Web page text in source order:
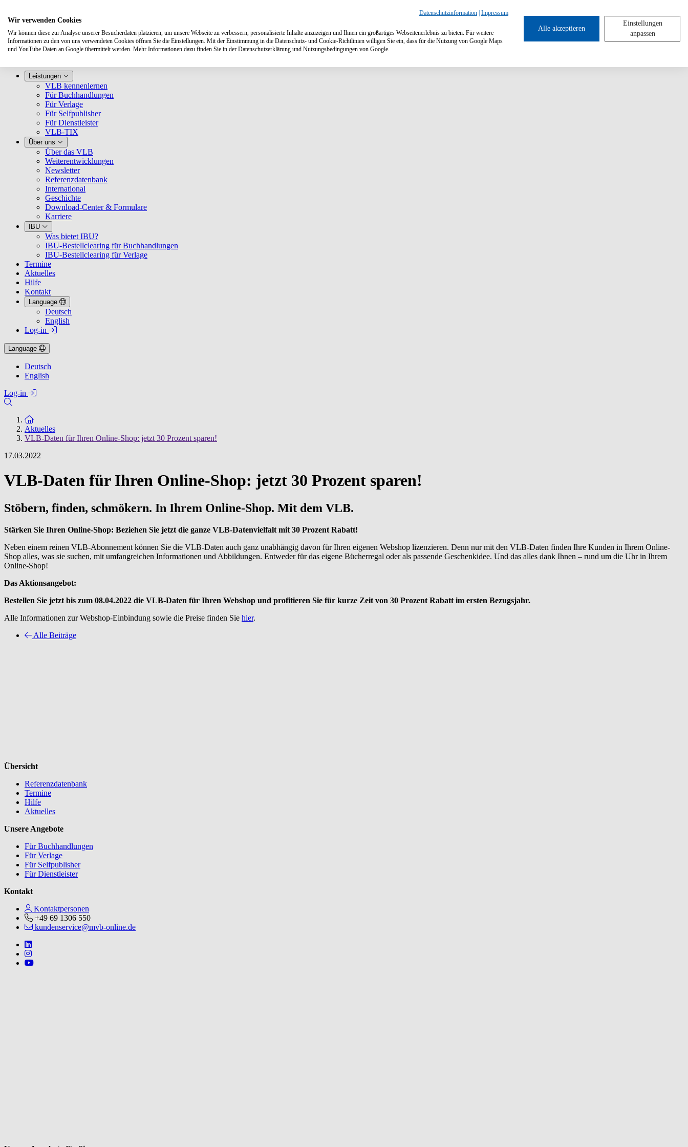
Leistungen
VLB kennenlernen
Für Buchhandlungen
Für Verlage
Für Selfpublisher
Für Dienstleister
VLB-TIX
Über uns
Über das VLB
Weiterentwicklungen
Newsletter
Referenzdatenbank
International
Geschichte
Download-Center & Formulare
Karriere
IBU
Was bietet IBU?
IBU-Bestellclearing für Buchhandlungen
IBU-Bestellclearing für Verlage
Termine
Aktuelles
Hilfe
Kontakt
Language
Deutsch
English
Log-in
Language
Deutsch
English
Log-in
Zur Startseite
Aktuelles
VLB-Daten für Ihren Online-Shop: jetzt 30 Prozent sparen!
17.03.2022
VLB-Daten für Ihren Online-Shop: jetzt 30 Prozent sparen!
Stöbern, finden, schmökern. In Ihrem Online-Shop. Mit dem VLB.
Stärken Sie Ihren Online-Shop: Beziehen Sie jetzt die ganze VLB-Datenvielfalt mit 30 Prozent Rabatt!
Neben einem reinen VLB-Abonnement können Sie die VLB-Daten auch ganz unabhängig davon für Ihren eigenen Webshop lizenzieren. Denn nur mit den VLB-Daten finden Ihre Kunden in Ihrem Online-
Shop alles, was sie suchen, mit umfangreichen Informationen und Abbildungen. Entweder für das eigene Bücherregal oder als passende Geschenkidee. Und das alles dank Ihnen – rund um die Uhr in Ihrem
Online-Shop!
Das Aktionsangebot:
Bestellen Sie jetzt bis zum 08.04.2022 die VLB-Daten für Ihren Webshop und profitieren Sie für kurze Zeit von 30 Prozent Rabatt im ersten Bezugsjahr.
Alle Informationen zur Webshop-Einbindung sowie die Preise finden Sie hier.
Alle Beiträge
Übersicht
Referenzdatenbank
Termine
Hilfe
Aktuelles
Unsere Angebote
Für Buchhandlungen
Für Verlage
Für Selfpublisher
Für Dienstleister
Kontakt
Kontaktpersonen
+49 69 1306 550
kundenservice@mvb-online.de
Follow us on https://www.linkedin.com/company/mvbbooks
Follow us on https://www.instagram.com/lifeatmvb/
Follow us on https://www.youtube.com/@mvbbooks
Datenschutzinformation Impressum
Wir verwenden Cookies
Wir können diese zur Analyse unserer Besucherdaten platzieren, um unsere Webseite zu verbessern, personalisierte Inhalte anzuzeigen und Ihnen ein großartiges Webseitenerlebnis zu bieten. Für weitere
Informationen zu den von uns verwendeten Cookies öffnen Sie die Einstellungen. Mit der Einstimmung in die Datenschutz- und Cookie-Richtlinien willigen Sie ein, dass für die Nutzung von Google Maps
und YouTube Daten an Google übermittelt werden. Mehr Informationen dazu finden Sie in der Datenschutzerklärung und Nutzungsbedingungen von Google.
Alle akzeptieren
Einstellungen
anpassen